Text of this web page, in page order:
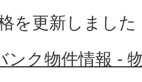
を更新しました
ンク物件情報 -